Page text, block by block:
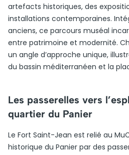
artefacts historiques, des
installations contemporaines.
anciens, ce parcours muséal
entre patrimoine et modernité.
un angle d’approche unique,
du bassin méditerranéen et la
Les passerelles vers
quartier du Panier
Le Fort Saint-Jean est relié au
historique du Panier par des